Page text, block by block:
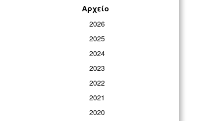
Αρχείο
2026
2025
2024
2023
2022
2021
2020